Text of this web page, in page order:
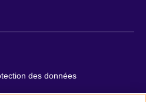
des données